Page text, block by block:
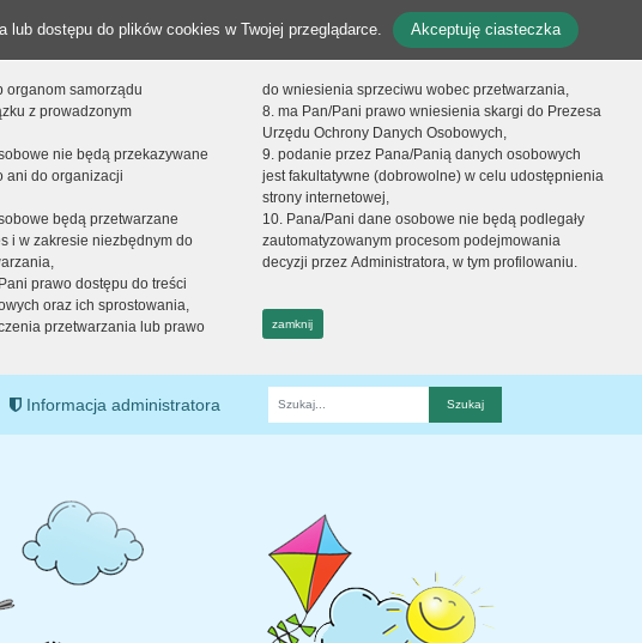
lub dostępu do plików cookies w Twojej przeglądarce. Akceptuję ciasteczka
organom samorządu
z prowadzonym
nie będą przekazywane
ani do organizacji
będą przetwarzane
i w zakresie niezbędnym do
prawo dostępu do treści
oraz ich sprostowania,
przetwarzania lub prawo
do wniesienia sprzeciwu wobec przetwarzania,
8. ma Pan/Pani prawo wniesienia skargi do Prezesa
Urzędu Ochrony Danych Osobowych,
9. podanie przez Pana/Panią danych osobowych
jest fakultatywne (dobrowolne) w celu udostępnienia
strony internetowej,
10. Pana/Pani dane osobowe nie będą podlegały
zautomatyzowanym procesom podejmowania
decyzji przez Administratora, w tym profilowaniu.
zamknij
Informacja administratora
Fraza